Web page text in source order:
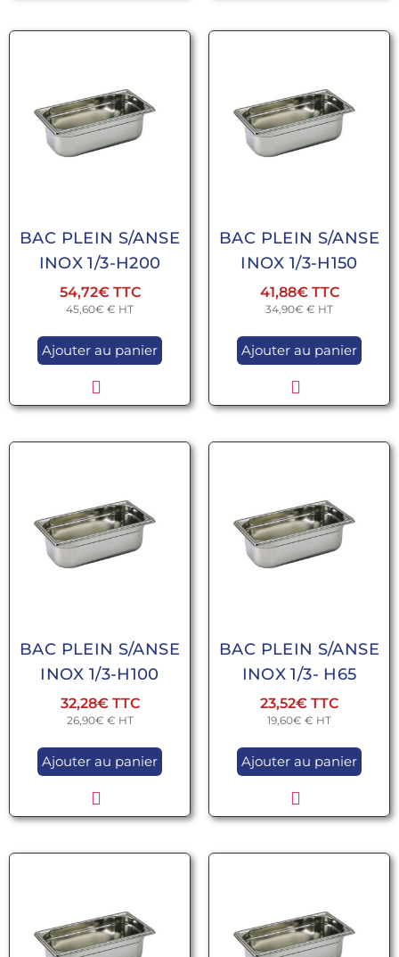
BAC PLEIN S/ANSE
INOX 1/3-H200
54,72€
45,60€ € HT
Ajouter au panier
BAC PLEIN S/ANSE
INOX 1/3-H150
41,88€
34,90€ € HT
Ajouter au panier
BAC PLEIN S/ANSE
INOX 1/3-H100
32,28€
26,90€ € HT
Ajouter au panier
BAC PLEIN S/ANSE
INOX 1/3- H65
23,52€
19,60€ € HT
Ajouter au panier